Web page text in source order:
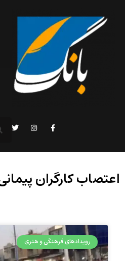
اعتصاب کارگران
رویدادهای فرهنگی و هنری